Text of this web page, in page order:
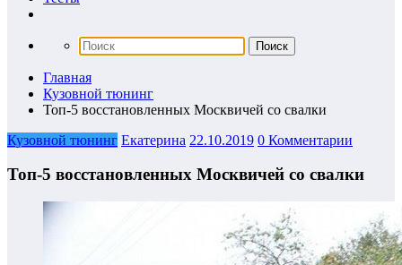
Главная
Кузовной тюнинг
Топ-5 восстановленных Москвичей со свалки
Кузовной тюнинг Екатерина 22.10.2019 0 Комментарии
Топ-5 восстановленных Москвичей со свалки